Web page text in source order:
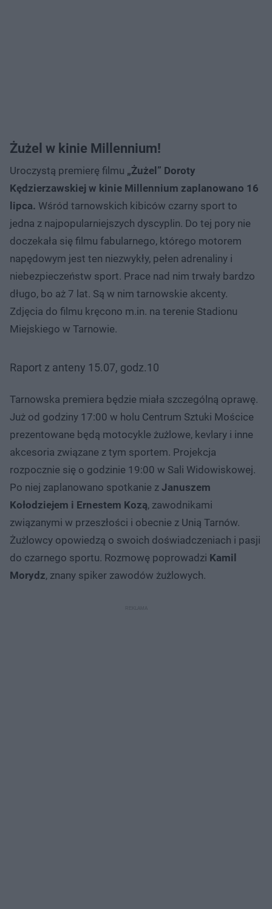
Żużel w kinie Millennium!
Uroczystą premierę filmu „Żużel” Doroty
Kędzierzawskiej w kinie Millennium zaplanowano 16
lipca. Wśród tarnowskich kibiców czarny sport to
jedna z najpopularniejszych dyscyplin. Do tej pory nie
doczekała się filmu fabularnego, którego motorem
napędowym jest ten niezwykły, pełen adrenaliny i
niebezpieczeństw sport. Prace nad nim trwały bardzo
długo, bo aż 7 lat. Są w nim tarnowskie akcenty.
Zdjęcia do filmu kręcono m.in. na terenie Stadionu
Miejskiego w Tarnowie.
Raport z anteny 15.07, godz.10
Tarnowska premiera będzie miała szczególną oprawę.
Już od godziny 17:00 w holu Centrum Sztuki Mościce
prezentowane będą motocykle żużlowe, kevlary i inne
akcesoria związane z tym sportem. Projekcja
rozpocznie się o godzinie 19:00 w Sali Widowiskowej.
Po niej zaplanowano spotkanie z Januszem
Kołodziejem i Ernestem Kozą, zawodnikami
związanymi w przeszłości i obecnie z Unią Tarnów.
Żużlowcy opowiedzą o swoich doświadczeniach i pasji
do czarnego sportu. Rozmowę poprowadzi Kamil
Morydz, znany spiker zawodów żużlowych.